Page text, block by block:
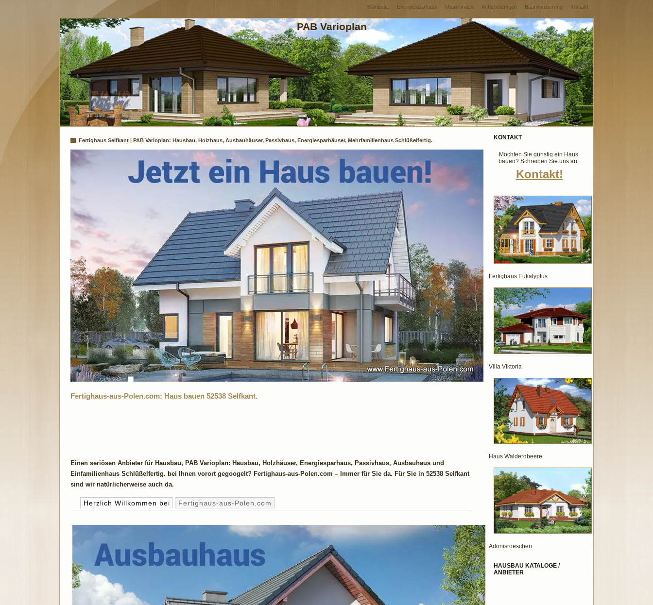
Startseite Energiesparhaus Massivhaus Aufstockungen Baufinanzierung Kontakt
PAB Varioplan
Fertighaus Selfkant | PAB Varioplan: Hausbau, Holzhaus, Ausbauhäuser, Passivhaus, Energiesparhäuser, Mehrfamilienhaus Schlüßelfertig.
Fertighaus-aus-Polen.com: Haus bauen 52538 Selfkant.
Einen seriösen Anbieter für Hausbau, PAB Varioplan: Hausbau, Holzhäuser, Energiesparhaus, Passivhaus, Ausbauhaus und
Einfamilienhaus Schlüßelfertig. bei Ihnen vorort gegoogelt? Fertighaus-aus-Polen.com – Immer für Sie da. Für Sie in 52538 Selfkant
sind wir natürlicherweise auch da.
Herzlich Willkommen bei Fertighaus-aus-Polen.com
KONTAKT
Möchten Sie günstig ein Haus
bauen? Schreiben Sie uns an:
Kontakt!
Fertighaus Eukalyptus
Villa Viktoria
Haus Walderdbeere.
Adonisroeschen
HAUSBAU KATALOGE /
ANBIETER